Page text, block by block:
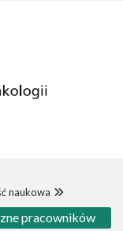
naukowa
pracowników